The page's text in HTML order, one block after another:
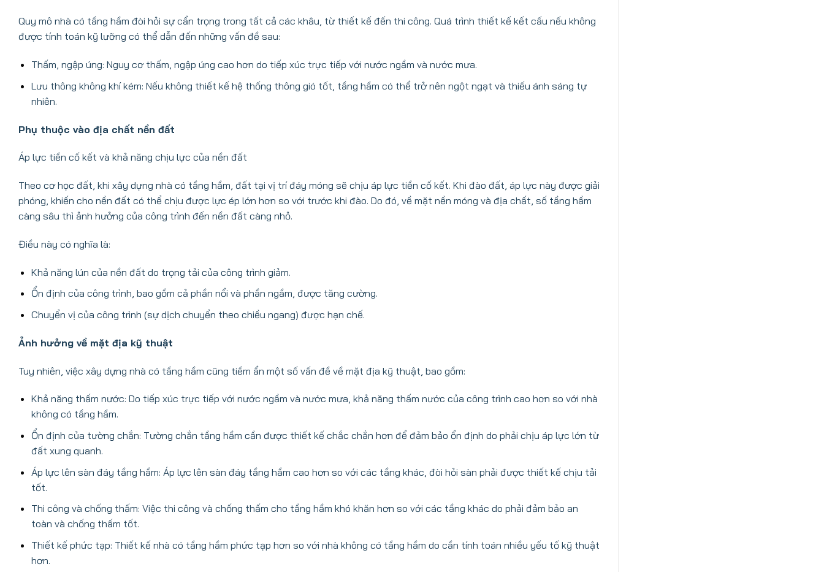
Quy mô nhà có tầng hầm đòi hỏi sự cẩn trọng trong tất cả các khâu, từ thiết kế đến thi công. Quá trình thiết kế kết cấu nếu không
được tính toán kỹ lưỡng có thể dẫn đến những vấn đề sau:
Thấm, ngập úng: Nguy cơ thấm, ngập úng cao hơn do tiếp xúc trực tiếp với nước ngầm và nước mưa.
Lưu thông không khí kém: Nếu không thiết kế hệ thống thông gió tốt, tầng hầm có thể trở nên ngột ngạt và thiếu ánh sáng tự
nhiên.
Phụ thuộc vào địa chất nền đất
Áp lực tiền cố kết và khả năng chịu lực của nền đất
Theo cơ học đất, khi xây dựng nhà có tầng hầm, đất tại vị trí đáy móng sẽ chịu áp lực tiền cố kết. Khi đào đất, áp lực này được giải
phóng, khiến cho nền đất có thể chịu được lực ép lớn hơn so với trước khi đào. Do đó, về mặt nền móng và địa chất, số tầng hầm
càng sâu thì ảnh hưởng của công trình đến nền đất càng nhỏ.
Điều này có nghĩa là:
Khả năng lún của nền đất do trọng tải của công trình giảm.
Ổn định của công trình, bao gồm cả phần nổi và phần ngầm, được tăng cường.
Chuyển vị của công trình (sự dịch chuyển theo chiều ngang) được hạn chế.
Ảnh hưởng về mặt địa kỹ thuật
Tuy nhiên, việc xây dựng nhà có tầng hầm cũng tiềm ẩn một số vấn đề về mặt địa kỹ thuật, bao gồm:
Khả năng thấm nước: Do tiếp xúc trực tiếp với nước ngầm và nước mưa, khả năng thấm nước của công trình cao hơn so với nhà
không có tầng hầm.
Ổn định của tường chắn: Tường chắn tầng hầm cần được thiết kế chắc chắn hơn để đảm bảo ổn định do phải chịu áp lực lớn từ
đất xung quanh.
Áp lực lên sàn đáy tầng hầm: Áp lực lên sàn đáy tầng hầm cao hơn so với các tầng khác, đòi hỏi sàn phải được thiết kế chịu tải
tốt.
Thi công và chống thấm: Việc thi công và chống thấm cho tầng hầm khó khăn hơn so với các tầng khác do phải đảm bảo an
toàn và chống thấm tốt.
Thiết kế phức tạp: Thiết kế nhà có tầng hầm phức tạp hơn so với nhà không có tầng hầm do cần tính toán nhiều yếu tố kỹ thuật
hơn.